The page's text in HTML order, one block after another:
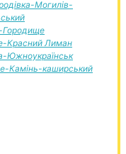
Могилів-
Городище
Красний Лиман
Южноукраїнськ
Камінь-каширський